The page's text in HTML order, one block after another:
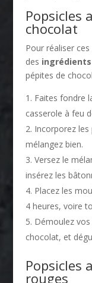
Popsicles
chocolat
Pour réaliser
des ingrédients
pépites de
Faites fondre
casserole à feu
Incorporez
mélangez bien.
Versez le
insérez les
Placez les
4 heures, voire
Démoulez
chocolat, et
Popsicles
rouges